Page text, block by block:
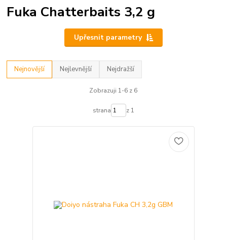
Fuka Chatterbaits 3,2 g
Upřesnit parametry
Nejnovější Nejlevnější Nejdražší
Zobrazuji 1-6 z 6
strana z 1